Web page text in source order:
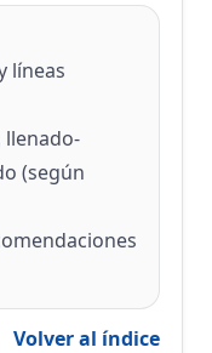
líneas
llenado-
(según
Volver al índice